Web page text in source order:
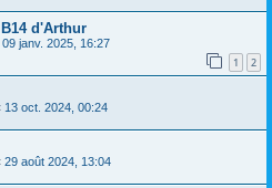
d'Arthur
09 janv. 2025, 16:27
1 2
13 oct. 2024, 00:24
29 août 2024, 13:04